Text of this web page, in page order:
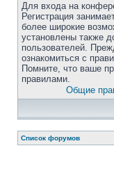
Для входа на
Регистрация
более широкие
установлены также
пользователей.
ознакомиться с
Помните, что ваше
правилами.
Общие
Список форумов